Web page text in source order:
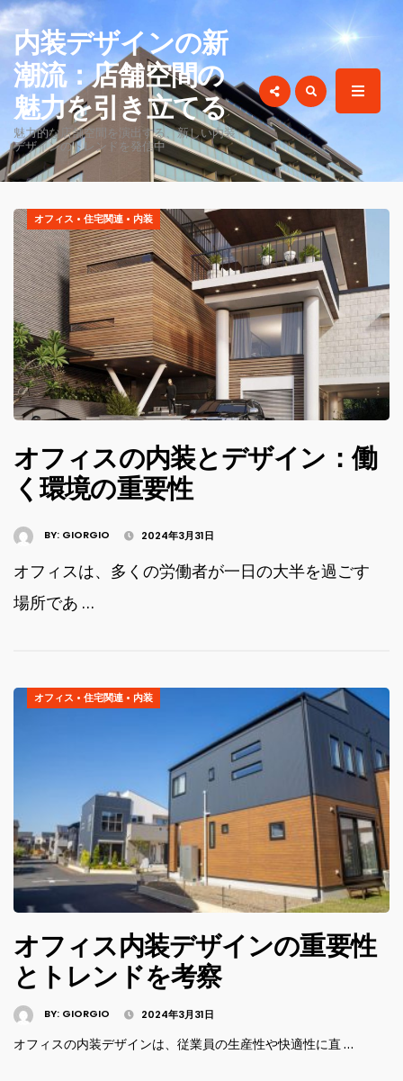
内装デザインの新
潮流：店舗空間の
魅力を引き立てる
魅力的な店舗空間を演出する、新しい内装
デザインのトレンドを発信中
オフィス • 住宅関連 • 内装
オフィスの内装とデザイン：働
く環境の重要性
BY: GIORGIO 2024年3月31日
オフィスは、多くの労働者が一日の大半を過ごす
場所であ …
オフィス • 住宅関連 • 内装
オフィス内装デザインの重要性
とトレンドを考察
BY: GIORGIO 2024年3月31日
オフィスの内装デザインは、従業員の生産性や快適性に直 …